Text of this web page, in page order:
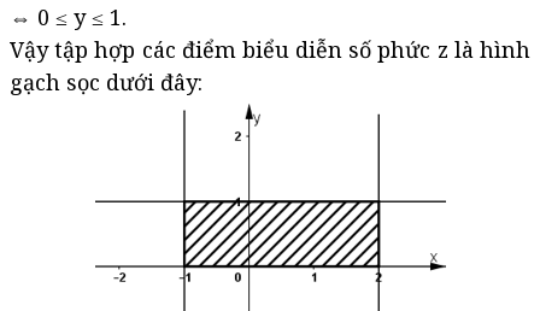
⇔ 0 ≤ y ≤ 1.
Vậy tập hợp các điểm biểu diễn số phức z là hình
gạch sọc dưới đây: